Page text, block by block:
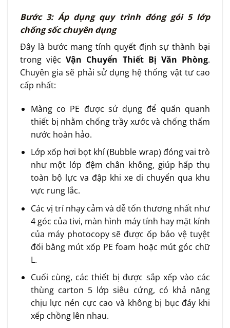
Bước 3: Áp dụng quy trình đóng gói 5 lớp
chống sốc chuyên dụng
Đây là bước mang tính quyết định sự thành bại
trong việcVận Chuyển Thiết Bị Văn Phòng.
Chuyên gia sẽ phải sử dụng hệ thống vật tư cao
cấp nhất:
Màng co PE được sử dụng để quấn quanh
thiết bị nhằm chống trầy xước và chống thấm
nước hoàn hảo.
Lớp xốp hơi bọt khí (Bubble wrap) đóng vai trò
như một lớp đệm chân không, giúp hấp thụ
toàn bộ lực va đập khi xe di chuyển qua khu
vực rung lắc.
Các vị trí nhạy cảm và dễ tổn thương nhất như
4 góc của tivi, màn hình máy tính hay mặt kính
của máy photocopy sẽ được ốp bảo vệ tuyệt
đối bằng mút xốp PE foam hoặc mút góc chữ
L.
Cuối cùng, các thiết bị được sắp xếp vào các
thùng carton 5 lớp siêu cứng, có khả năng
chịu lực nén cực cao và không bị bục đáy khi
xếp chồng lên nhau.